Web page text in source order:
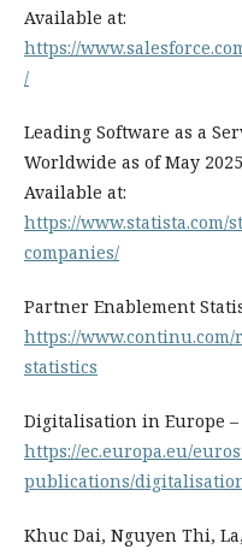
Available at:
https://
/
Leading Software as a
Worldwide as of May
Available at:
https://www.statista.com/
companies/
Partner Enablement
https://
statistics
Digitalisation in Europe –
https://ec.europa.eu/
publications/
Khuc Dai, Nguyen Thi,